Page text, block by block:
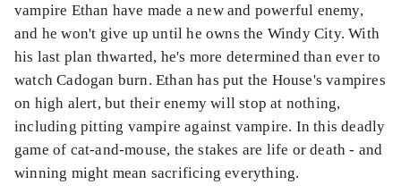
vampire Ethan have made a new and powerful enemy,
and he won't give up until he owns the Windy City. With
his last plan thwarted, he's more determined than ever to
watch Cadogan burn. Ethan has put the House's vampires
on high alert, but their enemy will stop at nothing,
including pitting vampire against vampire. In this deadly
game of cat-and-mouse, the stakes are life or death - and
winning might mean sacrificing everything.